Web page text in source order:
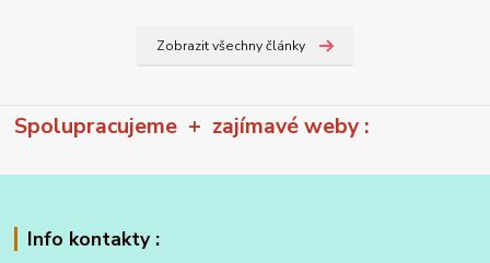
Zobrazit všechny články
Spolupracujeme + zajímavé weby :
Info kontakty :